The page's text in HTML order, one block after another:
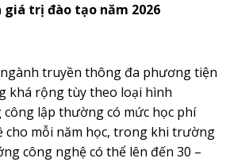
giá trị đào tạo năm 2026
truyền thông đa phương tiện
khá rộng tùy theo loại hình
lập thường có mức học phí
cho mỗi năm học, trong khi trường
công nghệ có thể lên đến 30 –